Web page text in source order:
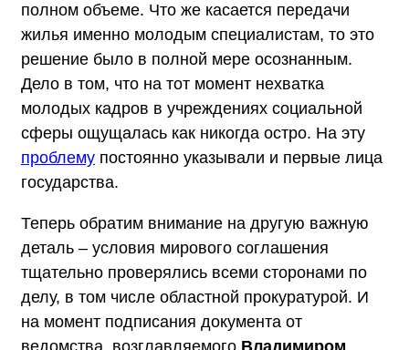
полном объеме. Что же касается передачи
жилья именно молодым специалистам, то это
решение было в полной мере осознанным.
Дело в том, что на тот момент нехватка
молодых кадров в учреждениях социальной
сферы ощущалась как никогда остро. На эту
проблему постоянно указывали и первые лица
государства.
Теперь обратим внимание на другую важную
деталь – условия мирового соглашения
тщательно проверялись всеми сторонами по
делу, в том числе областной прокуратурой. И
на момент подписания документа от
ведомства, возглавляемого Владимиром